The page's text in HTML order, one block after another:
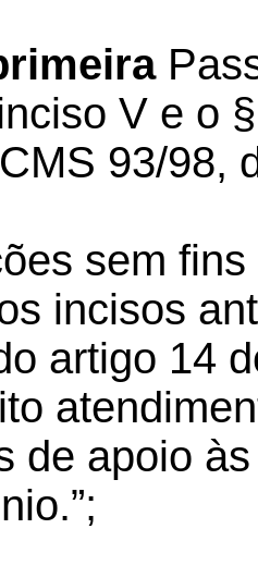
V e o
93/98,
sem
incisos
artigo 14
de apoio